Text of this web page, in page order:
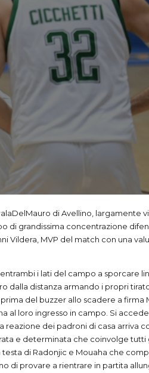
di Avellino, largamente
di grandissima concentrazione
Vildera, MVP del match con una
i lati del campo a sporcare
dalla distanza armando i propri
del buzzer allo scadere a firma
al loro ingresso in campo. Si
reazione dei padroni di casa arriva
e determinata che coinvolge tutti
di Radonjic e Mouaha che
di provare a rientrare in partita